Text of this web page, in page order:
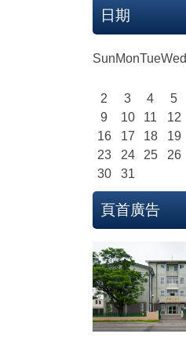
日期
SunMonTueWed
2
3 4 5
9
10 11 12
16
17 18 19
23
24 25 26
30
31
頁首廣告